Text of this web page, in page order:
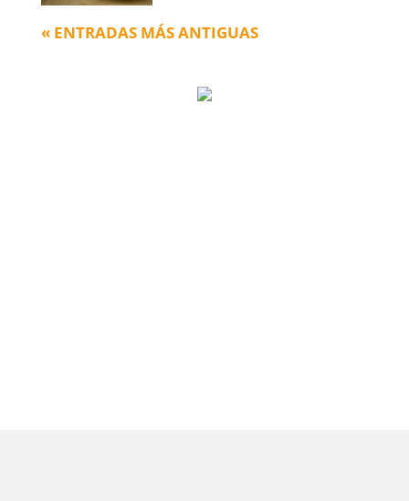
« ENTRADAS MÁS ANTIGUAS